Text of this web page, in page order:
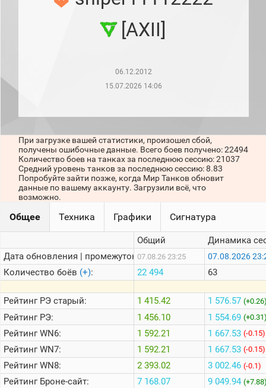
игроков
Кланы
Статистика
стримеров
Информация
Онлайн
Цветовая
шкала
Теlegram
ВК
Портал
Мира
Танков
[AXII]
06.12.2012
15.07.2026 14:06
При загрузке вашей статистики, произошел сбой,
получены ошибочные данные. Всего боев получено: 22494
Количество боев на танках за последнюю сессию: 21037
Средний уровень танков за последнюю сессию: 8.83
Попробуйте зайти позже, когда Мир Танков обновит
данные по вашему аккаунту. Загрузили всё, что
возможно.
Общее Техника Графики Сигнатура
Дата обновления | промежуток:
Количество боёв (+):
РейтингРЭ старый:
РейтингРЭ:
РейтингWN6:
РейтингWN7:
РейтингWN8:
РейтингБроне-сайт:
Общий
07.08.26 23:25
22 494
1 415.42
1 456.10
1 592.21
1 592.21
2 393.02
7 168.07
Динамика
07.08.2026
63
1 576.57
1 554.69
1 667.53 (-0.15)
1 667.53 (-0.15)
3 002.46 (-0.1)
9 049.94